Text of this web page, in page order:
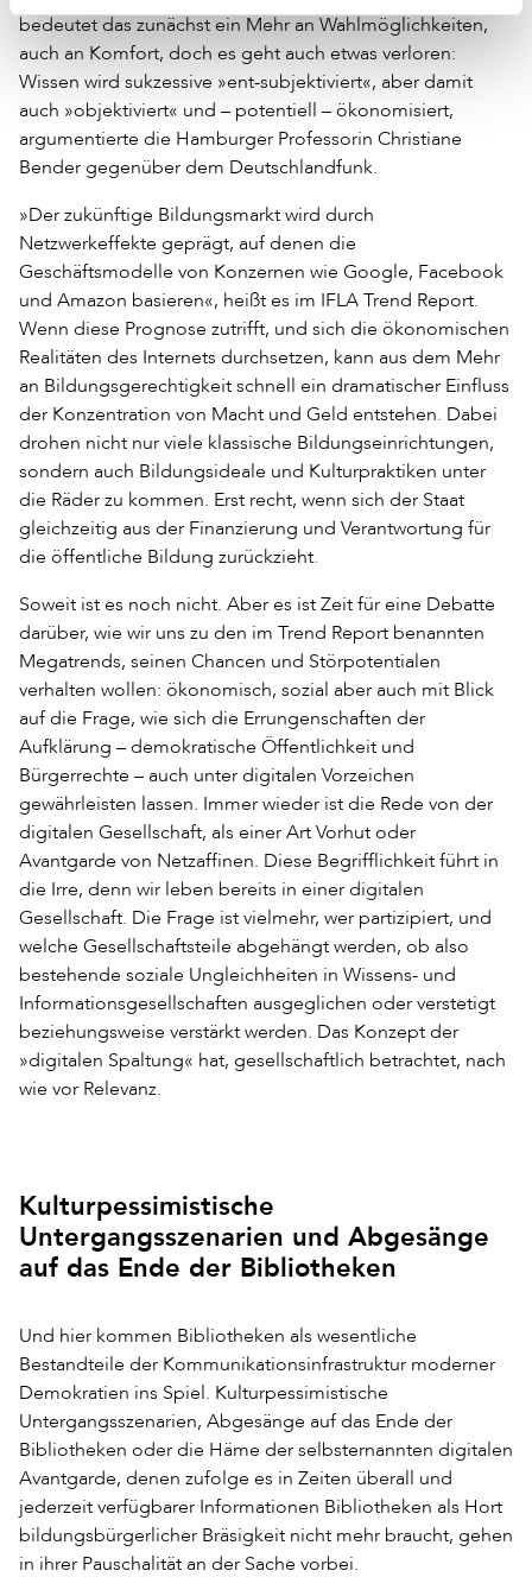
bedeutet das zunächst ein Mehr an Wahlmöglichkeiten,
auch an Komfort, doch es geht auch etwas verloren:
Wissen wird sukzessive »ent-subjektiviert«, aber damit
auch »objektiviert« und – potentiell – ökonomisiert,
argumentierte die Hamburger Professorin Christiane
Bender gegenüber dem Deutschlandfunk.
»Der zukünftige Bildungsmarkt wird durch
Netzwerkeffekte geprägt, auf denen die
Geschäftsmodelle von Konzernen wie Google, Facebook
und Amazon basieren«, heißt es im IFLA Trend Report.
Wenn diese Prognose zutrifft, und sich die ökonomischen
Realitäten des Internets durchsetzen, kann aus dem Mehr
an Bildungsgerechtigkeit schnell ein dramatischer Einfluss
der Konzentration von Macht und Geld entstehen. Dabei
drohen nicht nur viele klassische Bildungseinrichtungen,
sondern auch Bildungsideale und Kulturpraktiken unter
die Räder zu kommen. Erst recht, wenn sich der Staat
gleichzeitig aus der Finanzierung und Verantwortung für
die öffentliche Bildung zurückzieht.
Soweit ist es noch nicht. Aber es ist Zeit für eine Debatte
darüber, wie wir uns zu den im Trend Report benannten
Megatrends, seinen Chancen und Störpotentialen
verhalten wollen: ökonomisch, sozial aber auch mit Blick
auf die Frage, wie sich die Errungenschaften der
Aufklärung – demokratische Öffentlichkeit und
Bürgerrechte – auch unter digitalen Vorzeichen
gewährleisten lassen. Immer wieder ist die Rede von der
digitalen Gesellschaft, als einer Art Vorhut oder
Avantgarde von Netzaffinen. Diese Begrifflichkeit führt in
die Irre, denn wir leben bereits in einer digitalen
Gesellschaft. Die Frage ist vielmehr, wer partizipiert, und
welche Gesellschaftsteile abgehängt werden, ob also
bestehende soziale Ungleichheiten in Wissens- und
Informationsgesellschaften ausgeglichen oder verstetigt
beziehungsweise verstärkt werden. Das Konzept der
»digitalen Spaltung« hat, gesellschaftlich betrachtet, nach
wie vor Relevanz.
Kulturpessimistische
Untergangsszenarien und Abgesänge
auf das Ende der Bibliotheken
Und hier kommen Bibliotheken als wesentliche
Bestandteile der Kommunikationsinfrastruktur moderner
Demokratien ins Spiel. Kulturpessimistische
Untergangsszenarien, Abgesänge auf das Ende der
Bibliotheken oder die Häme der selbsternannten digitalen
Avantgarde, denen zufolge es in Zeiten überall und
jederzeit verfügbarer Informationen Bibliotheken als Hort
bildungsbürgerlicher Bräsigkeit nicht mehr braucht, gehen
in ihrer Pauschalität an der Sache vorbei.